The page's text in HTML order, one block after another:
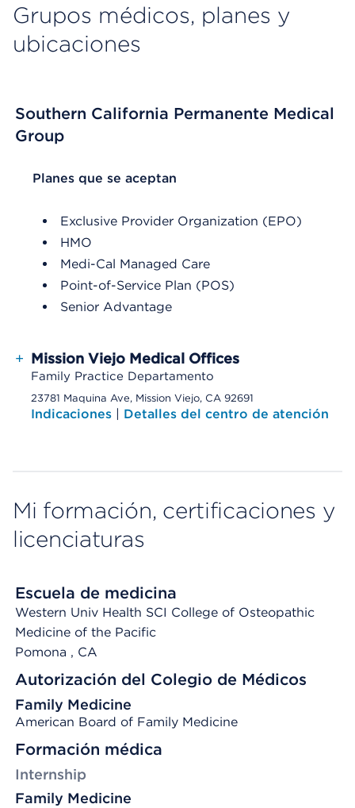
Grupos médicos, planes y
ubicaciones
Southern California Permanente Medical
Group
List Header Planes que se aceptan
Planes que se aceptan
Exclusive Provider Organization (EPO)
HMO
Medi-Cal Managed Care
Point-of-Service Plan (POS)
Senior Advantage
+ Mission Viejo Medical Offices
Family Practice Departamento
23781 Maquina Ave, Mission Viejo, CA 92691
Indicaciones | Detalles del centro de atención
Mi formación, certificaciones y
licenciaturas
Escuela de medicina
Western Univ Health SCI College of Osteopathic
Medicine of the Pacific
Pomona , CA
Autorización del Colegio de Médicos
Family Medicine
American Board of Family Medicine
Formación médica
Internship
Family Medicine